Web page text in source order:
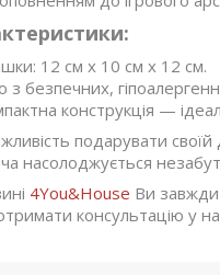
12 см х 10 см х 12 см.
з безпечних,
конструкція —
подарувати
насолоджується
4You&House Ви завжди
консультацію у